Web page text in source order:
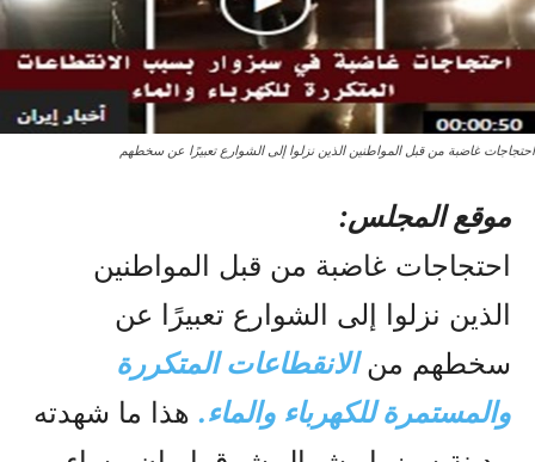
احتجاجات غاضبة من قبل المواطنين الذين نزلوا إلى الشوارع تعبيرًا عن سخطهم
موقع المجلس:
احتجاجات غاضبة من قبل المواطنين
الذين نزلوا إلى الشوارع تعبيرًا عن
سخطهم منالانقطاعات المتكررة
والمستمرة للكهرباء والماء. هذا ما شهدته